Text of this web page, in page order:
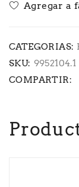
CATEGORIAS:
SKU: 9952104.1
COMPARTIR: